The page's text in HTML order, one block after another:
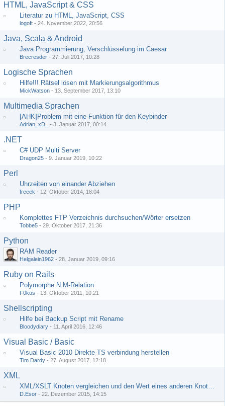
HTML, JavaScript & CSS
Literatur zu HTML, JavaScript, CSS
logoft - 24. November 2022, 20:56
Java, Scala & Android
Java Programmierung, Verschlüsselung im Caesar
Brecresder - 27. Juli 2017, 10:28
Logische Sprachen
Hilfe!!! Rätsel lösen mit Markierungsalgorithmus
MickWatson - 13. September 2017, 13:10
Multimedia Sprachen
[AHK]Problem mit eine Funktion für den Keybinder
Adrian_xD_ - 3. Januar 2017, 00:14
.NET
C# UDP Multi Server
Dragon25 - 9. Januar 2019, 10:22
Perl
Uhrzeiten von einander Abziehen
freeek - 12. Oktober 2014, 18:04
PHP
Komplettes FTP Verzeichnis durchsuchen/Wörter ersetzen
Tobbe5 - 29. Oktober 2017, 21:36
Python
RAM Reader
Helgalein1962 - 28. Januar 2019, 09:16
Ruby on Rails
Polymorphe N:M-Relation
F0kus - 13. Oktober 2011, 10:21
Shellscripting
Hilfe bei Backup Script mit Rename
Bloodydiary - 11. April 2016, 12:46
Visual Basic / Basic
Visual Basic 2010 Direkte TS verbindung herstellen
Tim Dardy - 27. August 2017, 12:18
XML
XML/XSLT Knoten vergleichen und den Wert eines anderen Knoten ausgeben
D.Esor - 22. Dezember 2015, 14:15